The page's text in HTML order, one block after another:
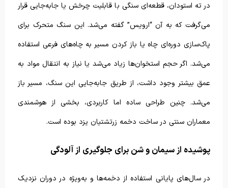
در ته استودان، قطعه‌ای سنگی با قابلیت چرخش یا جابه‌جایی قرار
می‌گرفت که به آن “ارویس” گفته می‌شد. این سنگ متحرک برای
پاک‌سازی دوره‌ای چاه یا باز کردن مسیر به چاه‌های فرعی استفاده
می‌شد. اگر حجم استخوان‌ها زیاد می‌شد یا نیاز به انتقال مواد به
عمق بیشتر وجود داشت، از طریق جابه‌جایی این سنگ، مسیر باز
می‌شد. چنین طراحی ساده اما کاربردی، بخشی از هوشمندی
معماران سنتی در ساخت دخمه زرتشتیان یزد بوده است.
پوشیده از سیمان و شن برای جلوگیری از آلودگی
در سال‌های پایانی استفاده از دخمه‌ها و به‌ویژه در دوران نزدیک